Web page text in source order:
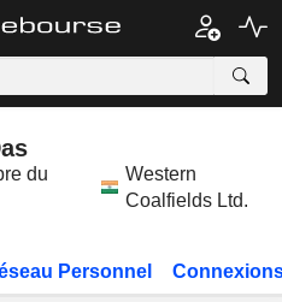
du
Western
Coalfields Ltd.
Personnel